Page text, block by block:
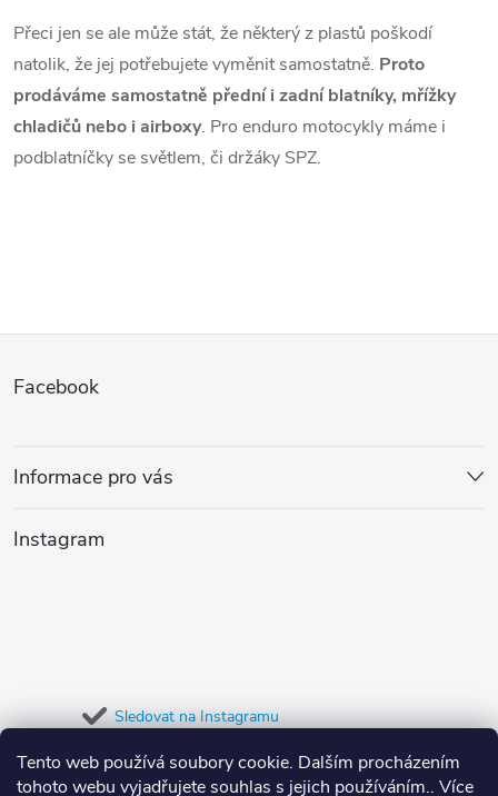
Tento web používá soubory cookie. Dalším procházením
tohoto webu vyjadřujete souhlas s jejich používáním.. Více
s
u
Přeci jen se ale může stát, že některý z plastů poškodí
natolik, že jej potřebujete vyměnit samostatně. Proto
prodáváme samostatně přední i zadní blatníky, mřížky
chladičů nebo i airboxy. Pro enduro motocykly máme i
podblatníčky se světlem, či držáky SPZ.
p
a
Facebook
Informace pro vás
Instagram
Sledovat na Instagramu
Přijímáme online platby